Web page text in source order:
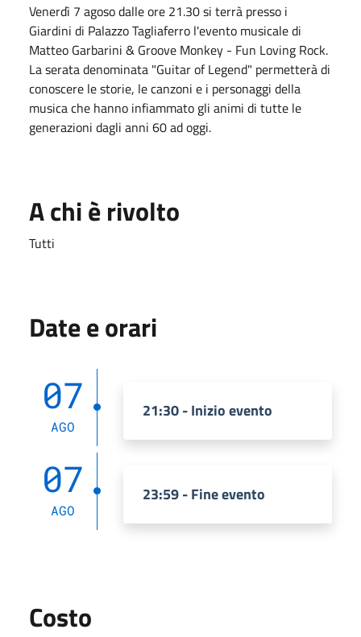
Venerdì 7 agoso dalle ore 21.30 si terrà presso i
Giardini di Palazzo Tagliaferro l'evento musicale di
Matteo Garbarini & Groove Monkey - Fun Loving Rock.
La serata denominata "Guitar of Legend" permetterà di
conoscere le storie, le canzoni e i personaggi della
musica che hanno infiammato gli animi di tutte le
generazioni dagli anni 60 ad oggi.
A chi è rivolto
Tutti
Date e orari
07
AGO
21:30 - Inizio evento
07
AGO
23:59 - Fine evento
Costo